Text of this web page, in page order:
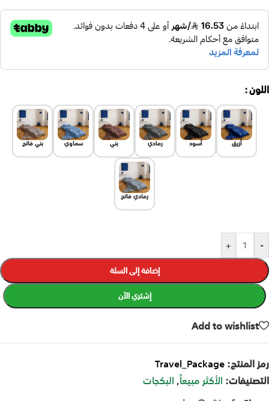
اللون
أزرق أسود رمادي بني سماوي بني فاتح
رمادي فاتح
-
+
إضافة إلى السلة
إشتري الآن
Add to wishlist
رمز المنتج:Travel_Package
التصنيفات:الأكثر مبيعاً,البكجات